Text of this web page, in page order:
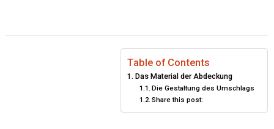
R
W R
E R
E
O
N
T
R
E
R
E
O
N
K
E
D
I
R
I
Table of Contents
Das Material der Abdeckung
Die Gestaltung des Umschlags
Share this post: